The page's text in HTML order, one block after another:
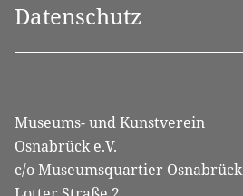
Datenschutz
Museums- und Kunstverein
Osnabrück e.V.
c/o Museumsquartier Osnabrück